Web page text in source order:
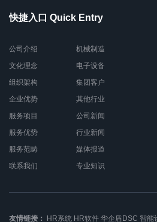
快捷入口 Quick Entry
公司介绍
文化理念
组织架构
企业优势
服务项目
服务优势
服务范畴
联系我们
机械制造
电子设备
集团客户
其他行业
公司新闻
行业新闻
媒体报道
专业知识
友情链接： HR系统 HR软件 华企盾DSC 智能